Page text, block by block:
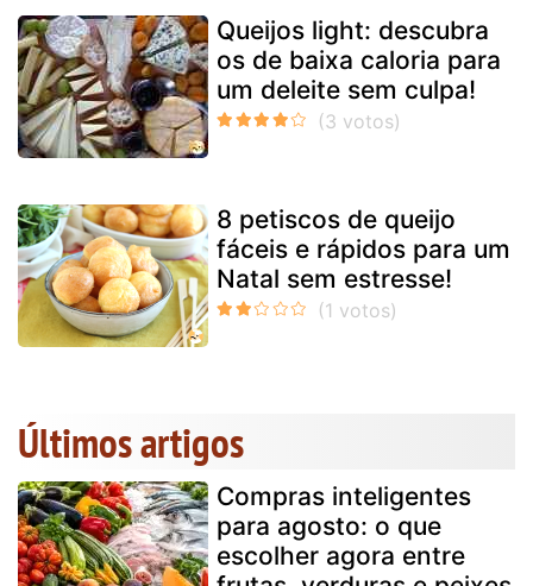
Queijos light: descubra
os de baixa caloria para
um deleite sem culpa!
8 petiscos de queijo
fáceis e rápidos para um
Natal sem estresse!
Últimos artigos
Compras inteligentes
para agosto: o que
escolher agora entre